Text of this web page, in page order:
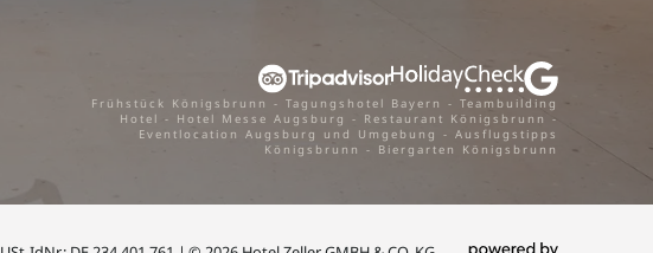
Frühstück Königsbrunn - Tagungshotel Bayern - Teambuilding
Hotel - Hotel Messe Augsburg - Restaurant Königsbrunn -
Eventlocation Augsburg und Umgebung - Ausflugstipps
Königsbrunn - Biergarten Königsbrunn